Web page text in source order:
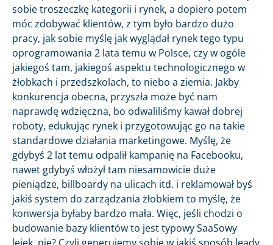
sobie troszeczkę kategorii i rynek, a dopiero potem
móc zdobywać klientów, z tym było bardzo dużo
pracy, jak sobie myślę jak wyglądał rynek tego typu
oprogramowania 2 lata temu w Polsce, czy w ogóle
jakiegoś tam, jakiegoś aspektu technologicznego w
żłobkach i przedszkolach, to niebo a ziemia. Jakby
konkurencja obecna, przyszła może być nam
naprawdę wdzięczna, bo odwaliliśmy kawał dobrej
roboty, edukując rynek i przygotowując go na takie
standardowe działania marketingowe. Myślę, że
gdybyś 2 lat temu odpalił kampanię na Facebooku,
nawet gdybyś włożył tam niesamowicie duże
pieniądze, billboardy na ulicach itd. i reklamował byś
jakiś system do zarządzania żłobkiem to myślę, że
konwersja byłaby bardzo mała. Więc, jeśli chodzi o
budowanie bazy klientów to jest typowy SaaSowy